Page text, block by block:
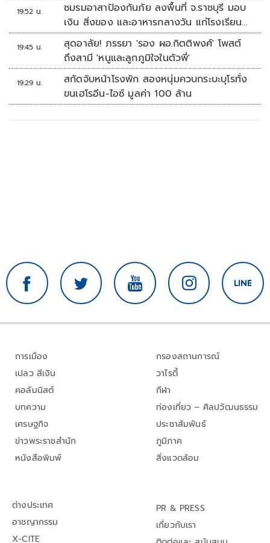
19:52 น.
ชมรมอาสาป้องกันภัย ลงพื้นที่ จ.ราชบุรี มอบ
เงิน สิ่งของ และอาหารกลางวัน แก่โรงเรียน
บ้านหนองน้ำใส
19:45 น.
สุดอาลัย! ภรรยา 'รอง ผอ.กิตติพงศ์' โพสต์
ถึงสามี 'หนูและลูกภูมิใจในตัวพี่'
19:29 น.
สกัดจับหน้าโรงพัก สองหนุ่มควบกระบะบุโรทั่ง
ขนเฮโรอีน-ไอซ์ มูลค่า 100 ล้าน
การเมือง
เปลว สีเงิน
คอลัมนิสต์
บทความ
เศรษฐกิจ
ข่าวพระราชสำนัก
หนังสือพิมพ์
กรองสถานการณ์
วาไรตี้
กีฬา
ท่องเที่ยว – ศิลปวัฒนธรรม
ประชาสัมพันธ์
ภูมิภาค
สิ่งแวดล้อม
ต่างประเทศ
อาชญากรรม
X-CITE
PR & PRESS
เกี่ยวกับเรา